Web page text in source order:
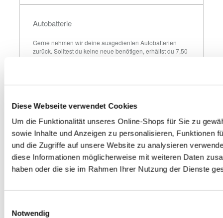
Diese Webseite verwendet Cookies
Um die Funktionalität unseres Online-Shops für Sie zu
sowie Inhalte und Anzeigen zu personalisieren, Funktionen
und die Zugriffe auf unsere Website zu analysieren
diese Informationen möglicherweise mit weiteren Daten
haben oder die sie im Rahmen Ihrer Nutzung der Dienste
Notwendig
Autobatterie
Gerne nehmen wir deine ausgedienten Autobatterien
zurück. Solltest du keine neue benötigen, erhältst du 7,50
Elektro-Altgeräte
Du kannst bei uns Elektrokleingeräte wie z. B.
Bohrmaschinen, Elektrosägen oder Toaster, die kleiner als
25 cm sind, kostenlos zurückgeben. Größere Geräte
nehmen wir in Verbindung mit einem Neukauf eines
ähnlichen Produktes zurück.
Altöl
Fällt bei deinen Projekten zuhause Altöl an, kannst du